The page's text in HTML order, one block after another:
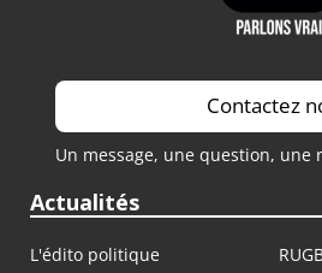
Contactez
Un message, une question, une
Actualités
L'édito politique